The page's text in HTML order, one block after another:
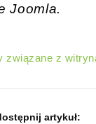
Joomla.
związane z
artykuł: